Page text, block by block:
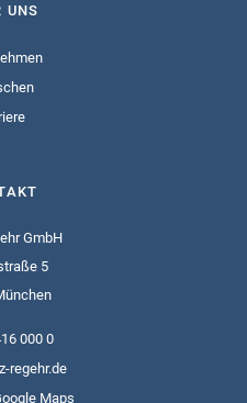
UNS
GmbH
5
000 0
regehr.de
Maps